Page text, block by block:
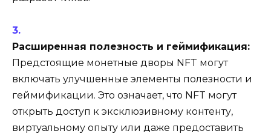
Расширенная полезность и геймификация:
Предстоящие монетные дворы NFT могут
включать улучшенные элементы полезности и
геймификации. Это означает, что NFT могут
открыть доступ к эксклюзивному контенту,
виртуальному опыту или даже предоставить